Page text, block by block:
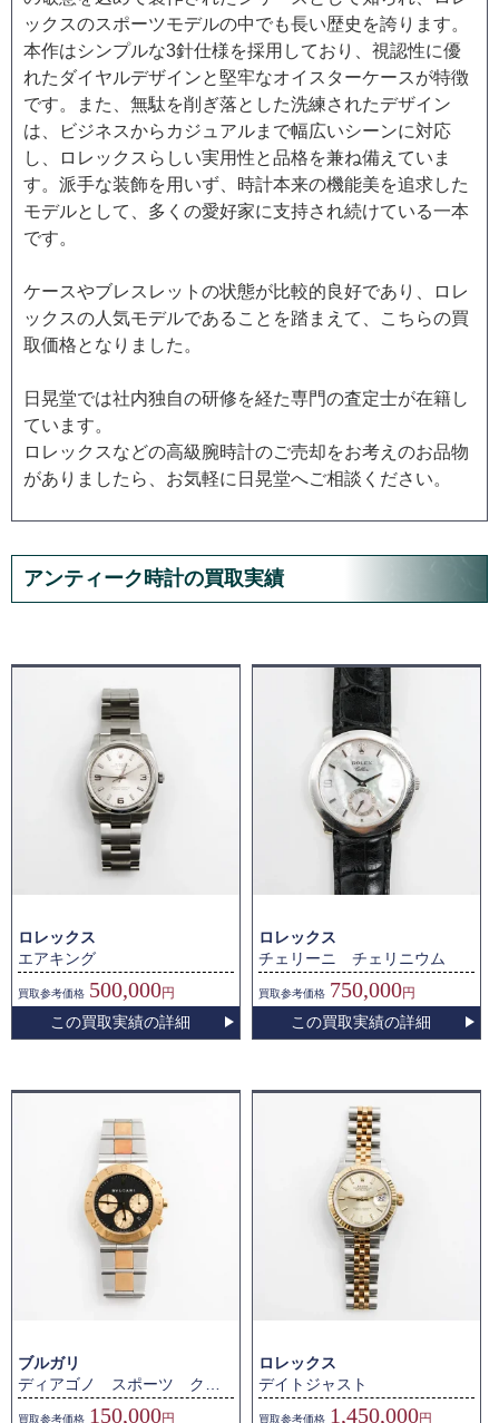
ックスのスポーツモデルの中でも長い歴史を誇ります。
本作はシンプルな3針仕様を採用しており、視認性に優
れたダイヤルデザインと堅牢なオイスターケースが特徴
です。また、無駄を削ぎ落とした洗練されたデザイン
は、ビジネスからカジュアルまで幅広いシーンに対応
し、ロレックスらしい実用性と品格を兼ね備えていま
す。派手な装飾を用いず、時計本来の機能美を追求した
モデルとして、多くの愛好家に支持され続けている一本
です。
ケースやブレスレットの状態が比較的良好であり、ロレ
ックスの人気モデルであることを踏まえて、こちらの買
取価格となりました。
日晃堂では社内独自の研修を経た専門の査定士が在籍し
ています。
ロレックスなどの高級腕時計のご売却をお考えのお品物
がありましたら、お気軽に日晃堂へご相談ください。
アンティーク時計の買取実績
ロレックス
エアキング
買取参考価格 500,000円
この買取実績の詳細
ロレックス
チェリーニ チェリニウム
買取参考価格 750,000円
この買取実績の詳細
ブルガリ
買取参考価格 150,000円
ロレックス
デイトジャスト
買取参考価格 1,450,000円